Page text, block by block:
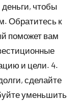
чтобы
Обратитесь к
поможет вам
и цели. 4.
сделайте
уменьшить